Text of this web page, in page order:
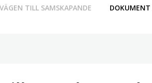
VÄGEN TILL SAMSKAPANDE DOKUMENT